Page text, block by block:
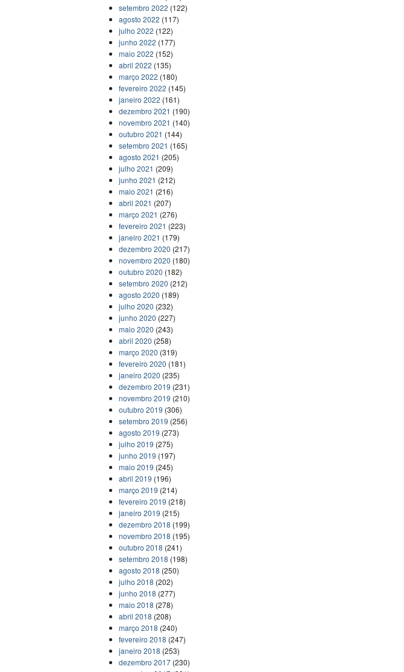
setembro 2022 (122)
agosto 2022 (117)
julho 2022 (122)
junho 2022 (177)
maio 2022 (152)
abril 2022 (135)
março 2022 (180)
fevereiro 2022 (145)
janeiro 2022 (161)
dezembro 2021 (190)
novembro 2021 (140)
outubro 2021 (144)
setembro 2021 (165)
agosto 2021 (205)
julho 2021 (209)
junho 2021 (212)
maio 2021 (216)
abril 2021 (207)
março 2021 (276)
fevereiro 2021 (223)
janeiro 2021 (179)
dezembro 2020 (217)
novembro 2020 (180)
outubro 2020 (182)
setembro 2020 (212)
agosto 2020 (189)
julho 2020 (232)
junho 2020 (227)
maio 2020 (243)
abril 2020 (258)
março 2020 (319)
fevereiro 2020 (181)
janeiro 2020 (235)
dezembro 2019 (231)
novembro 2019 (210)
outubro 2019 (306)
setembro 2019 (256)
agosto 2019 (273)
julho 2019 (275)
junho 2019 (197)
maio 2019 (245)
abril 2019 (196)
março 2019 (214)
fevereiro 2019 (218)
janeiro 2019 (215)
dezembro 2018 (199)
novembro 2018 (195)
outubro 2018 (241)
setembro 2018 (198)
agosto 2018 (250)
julho 2018 (202)
junho 2018 (277)
maio 2018 (278)
abril 2018 (208)
março 2018 (240)
fevereiro 2018 (247)
janeiro 2018 (253)
dezembro 2017 (230)